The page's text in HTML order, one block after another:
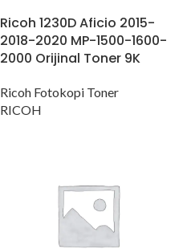
Ricoh 1230D Aficio 2015-
2018-2020 MP-1500-1600-
2000 Orijinal Toner 9K
Ricoh Fotokopi Toner
RICOH